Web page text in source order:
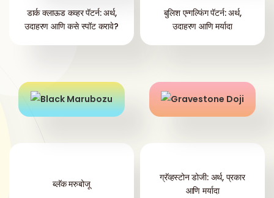
डार्क क्लाऊड कव्हर पॅटर्न: अर्थ,
उदाहरण आणि कसे स्पॉट करावे?
बुलिश एन्गल्फिंग पॅटर्न: अर्थ,
उदाहरण आणि मर्यादा
ब्लॅक मरुबोजू
ग्रॅव्हस्टोन डोजी: अर्थ, प्रकार
आणि मर्यादा